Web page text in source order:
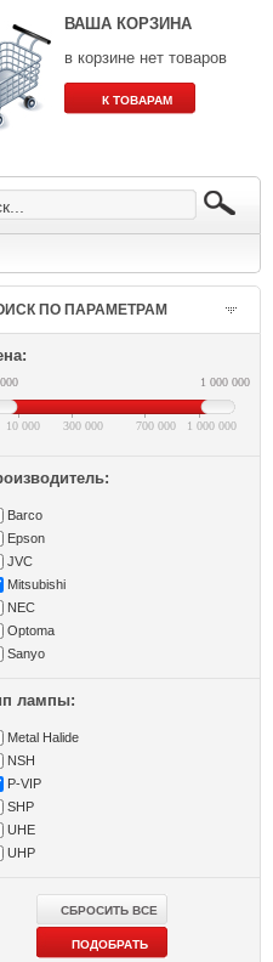
ВАША КОРЗИНА
в корзине нет товаров
ПО ПАРАМЕТРАМ
1 000 000
10 000 1 000 000
300 000 700 000
Barco
Epson
JVC
Mitsubishi
NEC
Optoma
Sanyo
лампы:
Metal Halide
NSH
P-VIP
SHP
UHE
UHP